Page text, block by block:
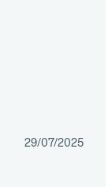
29/07/2025